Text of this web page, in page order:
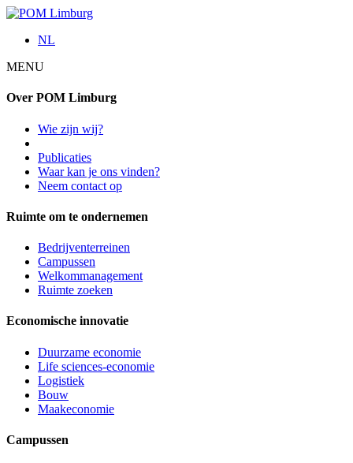
NL
MENU
Over POM Limburg
Wie zijn wij?
Publicaties
Waar kan je ons vinden?
Neem contact op
Ruimte om te ondernemen
Bedrijventerreinen
Campussen
Welkommanagement
Ruimte zoeken
Economische innovatie
Duurzame economie
Life sciences-economie
Logistiek
Bouw
Maakeconomie
Campussen